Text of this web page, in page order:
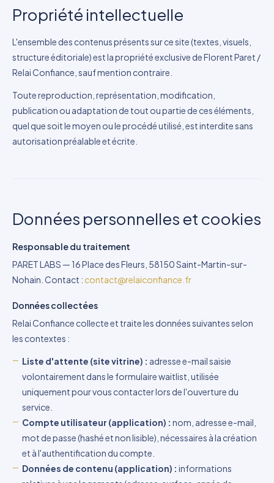
Propriété intellectuelle
L'ensemble des contenus présents sur ce site (textes, visuels,
structure éditoriale) est la propriété exclusive de Florent Paret /
Relai Confiance, sauf mention contraire.
Toute reproduction, représentation, modification,
publication ou adaptation de tout ou partie de ces éléments,
quel que soit le moyen ou le procédé utilisé, est interdite sans
autorisation préalable et écrite.
Données personnelles et cookies
Responsable du traitement
PARET LABS — 16 Place des Fleurs, 58150 Saint-Martin-sur-
Nohain. Contact : contact@relaiconfiance.fr
Données collectées
Relai Confiance collecte et traite les données suivantes selon
les contextes :
Liste d'attente (site vitrine) : adresse e-mail saisie
volontairement dans le formulaire waitlist, utilisée
uniquement pour vous contacter lors de l'ouverture du
service.
Compte utilisateur (application) : nom, adresse e-mail,
mot de passe (hashé et non lisible), nécessaires à la création
et à l'authentification du compte.
Données de contenu (application) : informations